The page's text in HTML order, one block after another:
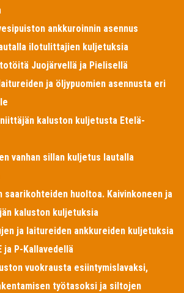
ankkuroinnin asennus
ilotulittajien kuljetuksia
Juojärvellä ja Pielisellä
ja öljypuomien asennusta eri
kaluston kuljetusta Etelä-
vanhan sillan kuljetus lautalla
saarikohteiden huoltoa. Kaivinkoneen ja
kaluston kuljetuksia
ja laitureiden ankkureiden kuljetuksia
ja P-Kallavedellä
vuokrausta esiintymislavaksi,
työtasoksi ja siltojen